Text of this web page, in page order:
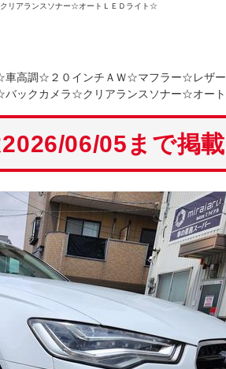
アランスソナー☆オートＬＥＤライト☆
高調☆２０インチＡＷ☆マフラー☆レザ
ックカメラ☆クリアランスソナー☆オート
06/05まで掲